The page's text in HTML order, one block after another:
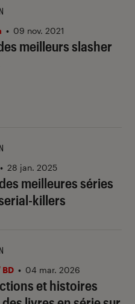
meilleurs slasher
• 09 nov. 2021
meilleures séries
killers
• 28 jan. 2025
et histoires
• 04 mar. 2026